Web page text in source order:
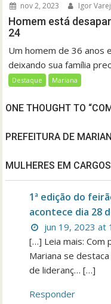
nov 2, 2023 Igor
Homem está
24
Um homem de 36 anos
deixando sua família
Destaque Mariana
ONE THOUGHT TO
PREFEITURA DE
MULHERES EM
1ª edição do
acontece dia 28
jun 19, 2023 at
[…] Leia mais: Com
Mariana se
de lideranç… […]
Responder